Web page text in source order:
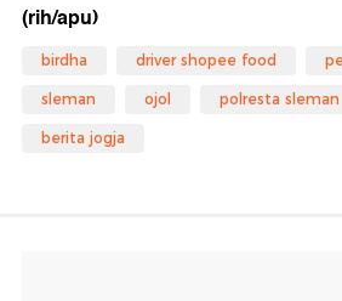
(rih/apu)
birdha driver shopee food
sleman ojol polresta sleman
berita jogja